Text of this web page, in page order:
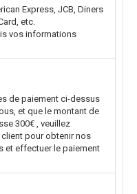
Express, JCB, Diners
etc.
vos informations
de paiement ci-dessus
et que le montant de
300€ , veuillez
pour obtenir nos
et effectuer le paiement